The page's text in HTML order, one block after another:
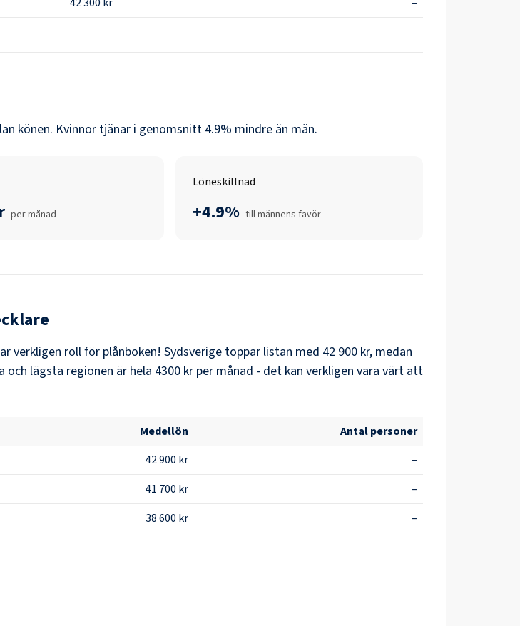
könen. Kvinnor tjänar i genomsnitt 4.9% mindre än män.
per månad
Löneskillnad
+4.9% till männens favör
verkligen roll för plånboken! Sydsverige toppar listan med 42 900 kr, medan
och lägsta regionen är hela 4300 kr per månad - det kan verkligen vara värt att
Medellön
Antal personer
42 900 kr
–
41 700 kr
–
38 600 kr –